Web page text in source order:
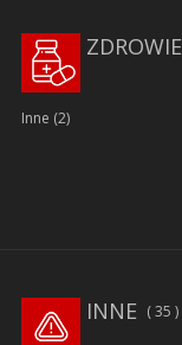
ZDROWIE
Inne (2)
35
INNE